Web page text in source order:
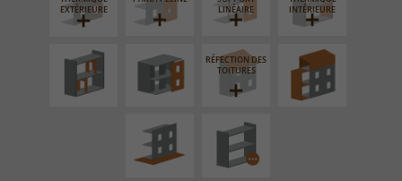
EXTÉRIEURE
LINÉAIRE
INTÉRIEURE
INTÉRIEUR
LOGGIAS
RÉFECTION DES
TOITURES
EXTENSION
AMÉNAGEMENT
EXTÉRIEUR
PROCÉDÉ
PARTICULIER